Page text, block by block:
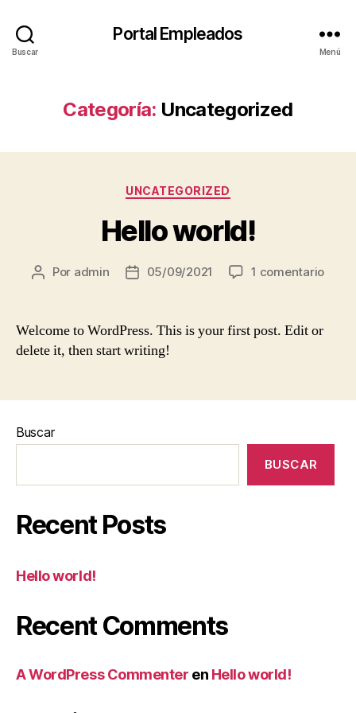
Buscar
Portal Empleados
Menú
Categoría: Uncategorized
Categorías
UNCATEGORIZED
Hello world!
Autor
entrada
Por admin
Fecha
entrada
05/09/2021 1 comentarioen
Welcome to WordPress. This is your first post. Edit or
delete it, then start writing!
Buscar
BUSCAR
Recent Posts
Hello world!
Recent Comments
A WordPress Commenter en Hello world!